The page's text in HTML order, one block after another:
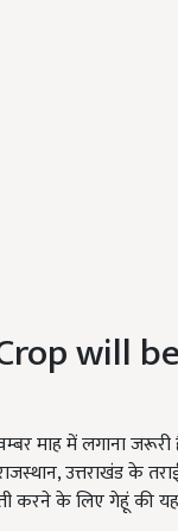
will
माह में लगाना
उत्तराखंड के
करने के लिए गेहूं की